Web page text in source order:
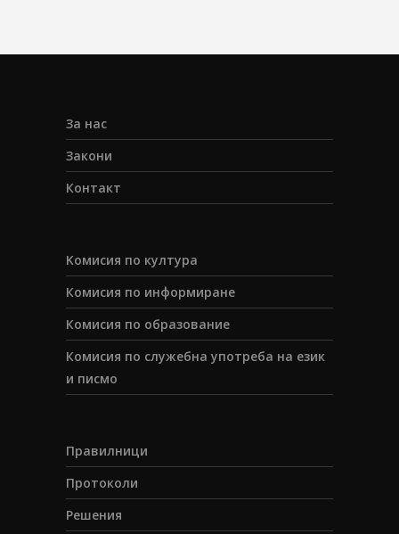
За нас
Закони
Контакт
Koмисия по култура
Комисия по информиране
Комисия по образование
Комисия по служебна употреба на език
и писмо
Правилници
Протоколи
Решения